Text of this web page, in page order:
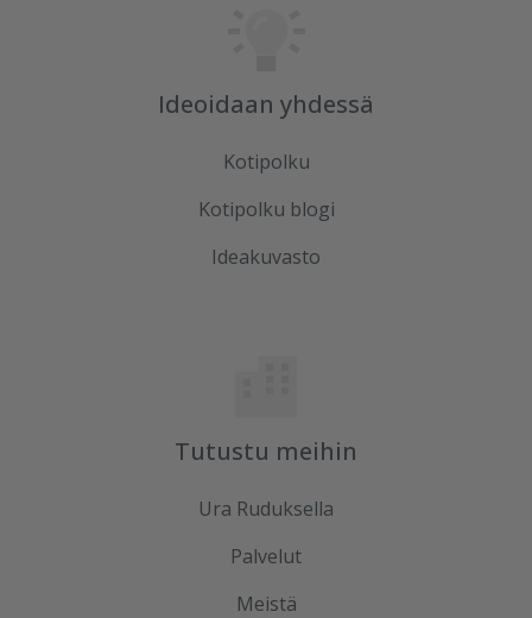
Ideoidaan yhdessä
Kotipolku
Kotipolku blogi
Ideakuvasto
Tutustu meihin
Ura Ruduksella
Palvelut
Meistä